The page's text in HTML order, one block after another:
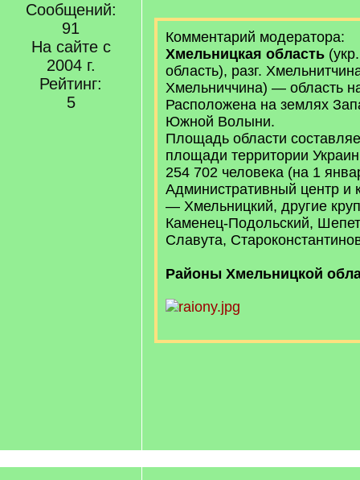
Сообщений:
91
На сайте с
2004 г.
Рейтинг:
5
Комментарий модератора:
Хмельницкая область
область), разг.
Хмельниччина) — область
Расположена на землях
Южной Волыни.
Площадь области
площади территории
254 702 человека (на 1
Административный центр и
— Хмельницкий, другие
Каменец-Подольский,
Славута,
Районы Хмельницкой